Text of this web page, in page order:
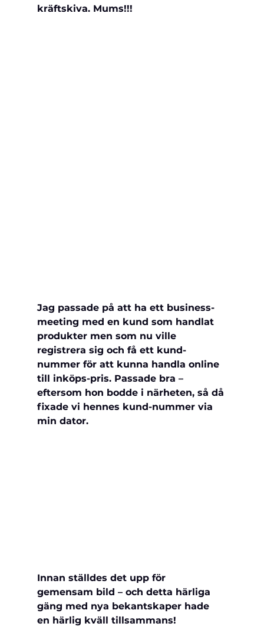
kräftskiva. Mums!!!
Jag passade på att ha ett business-
meeting med en kund som handlat
produkter men som nu ville
registrera sig och få ett kund-
nummer för att kunna handla online
till inköps-pris. Passade bra –
eftersom hon bodde i närheten, så då
fixade vi hennes kund-nummer via
min dator.
Innan ställdes det upp för
gemensam bild – och detta härliga
gäng med nya bekantskaper hade
en härlig kväll tillsammans!